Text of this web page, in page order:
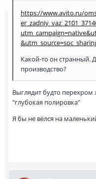
https://www.avito.ru/
Какой-то он странный.
производство?
Выглядит будто перехром
"глубокая полировка"
Я бы не вёлся на